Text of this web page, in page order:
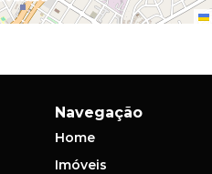
Navegação
Home
Imóveis